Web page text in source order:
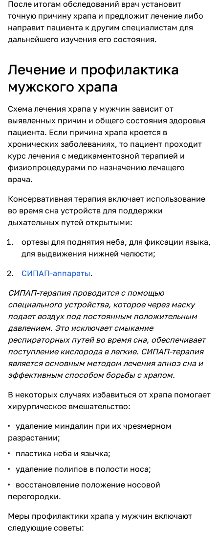
После итогам обследований врач установит
точную причину храпа и предложит лечение либо
направит пациента к другим специалистам для
дальнейшего изучения его состояния.
Лечение и профилактика
мужского храпа
Схема лечения храпа у мужчин зависит от
выявленных причин и общего состояния здоровья
пациента. Если причина храпа кроется в
хронических заболеваниях, то пациент проходит
курс лечения с медикаментозной терапией и
физиопроцедурами по назначению лечащего
врача.
Консервативная терапия включает использование
во время сна устройств для поддержки
дыхательных путей открытыми:
ортезы для поднятия неба, для фиксации языка,
для выдвижения нижней челюсти;
СИПАП-аппараты.
СИПАП-терапияпроводится с помощью
специального устройства, которое через маску
подает воздух под постоянным положительным
давлением. Это исключает смыкание
респираторных путей во время сна, обеспечивает
поступление кислорода в легкие. СИПАП-терапия
является основным методом лечения апноэ сна и
эффективным способом борьбы с храпом.
В некоторых случаях избавиться от храпа помогает
хирургическое вмешательство:
удаление миндалин при их чрезмерном
разрастании;
пластика неба и язычка;
удаление полипов в полости носа;
восстановление положение носовой
перегородки.
Меры профилактики храпа у мужчин включают
следующие советы: